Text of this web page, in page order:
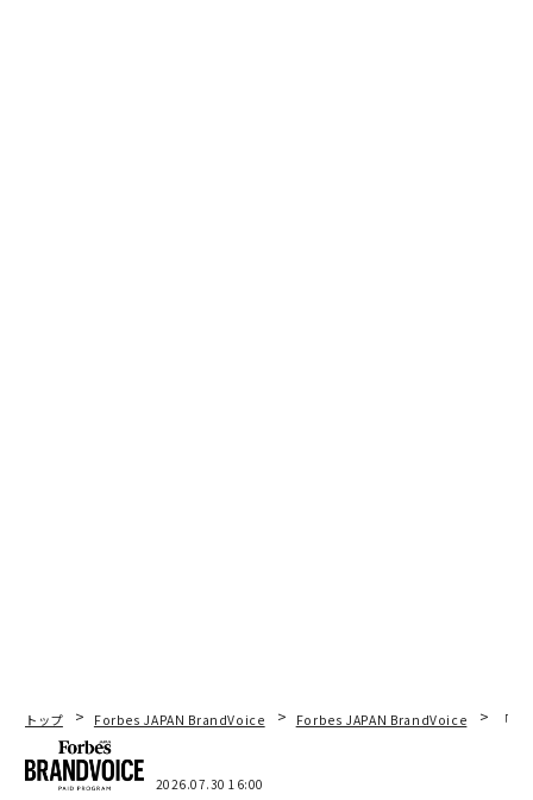
トップ Forbes JAPAN BrandVoice Forbes JAPAN BrandVoice 「
2026.07.30 16:00